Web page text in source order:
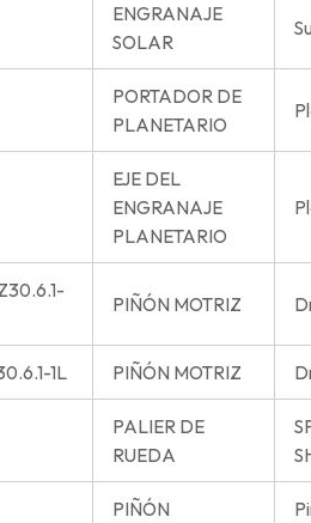
ENGRANAJE
SOLAR
PORTADOR DE
PLANETARIO
EJE DEL
ENGRANAJE
PLANETARIO
PIÑÓN MOTRIZ
1L PIÑÓN MOTRIZ
PALIER DE
RUEDA
PIÑÓN